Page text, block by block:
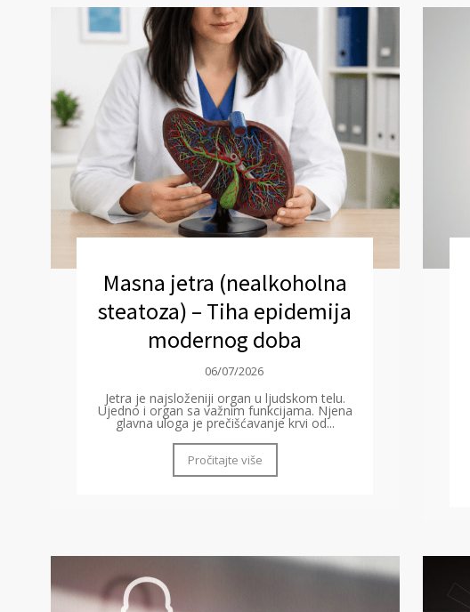
Masna jetra (nealkoholna
steatoza) – Tiha epidemija
modernog doba
06/07/2026
Jetra je najsloženiji organ u ljudskom telu.
Ujedno i organ sa važnim funkcijama. Njena
glavna uloga je prečišćavanje krvi od...
Pročitajte više